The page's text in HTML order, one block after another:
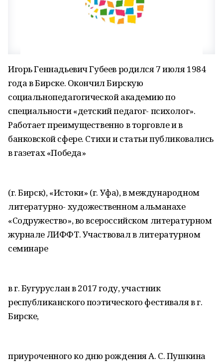
Игорь Геннадьевич Губеев родился 7 июля 1984
года в Бирске. Окончил Бирскую
социальнопедагогической академию по
специальности «детский педагог- психолог».
Работает преимущественно в торговле и в
банковской сфере. Стихи и статьи публиковались
в газетах «Победа»
(г. Бирск), «Истоки» (г. Уфа), в международном
литературно- художественном альманахе
«Содружество», во всероссийском литературном
журнале ЛИФФТ. Участвовал в литературном
семинаре
в г. Бугуруслан в 2017 году, участник
республиканского поэтического фестиваля в г.
Бирске,
приуроченного ко дню рождения А. С. Пушкина